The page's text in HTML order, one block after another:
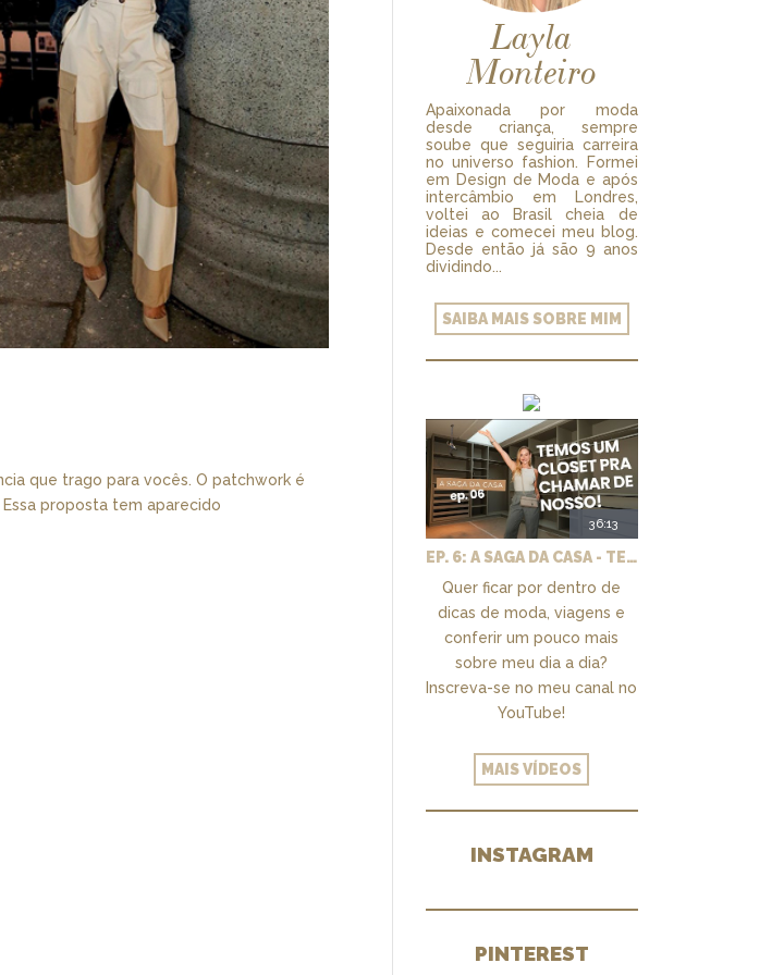
que trago para vocês. O patchwork é
proposta tem aparecido
Layla
Monteiro
Apaixonada por moda
desde criança, sempre
soube que seguiria carreira
no universo fashion. Formei
em Design de Moda e após
intercâmbio em Londres,
voltei ao Brasil cheia de
ideias e comecei meu blog.
Desde então já são 9 anos
dividindo...
SAIBA MAIS SOBRE MIM
36:13
EP. 6: A SAGA DA CASA - TEMOS UM CLOSET PRA CHAMAR DE NOSSO + MARCENARIA E PAISAGISMO
Quer ficar por dentro de
dicas de moda, viagens e
conferir um pouco mais
sobre meu dia a dia?
Inscreva-se no meu canal no
YouTube!
MAIS VÍDEOS
INSTAGRAM
PINTEREST